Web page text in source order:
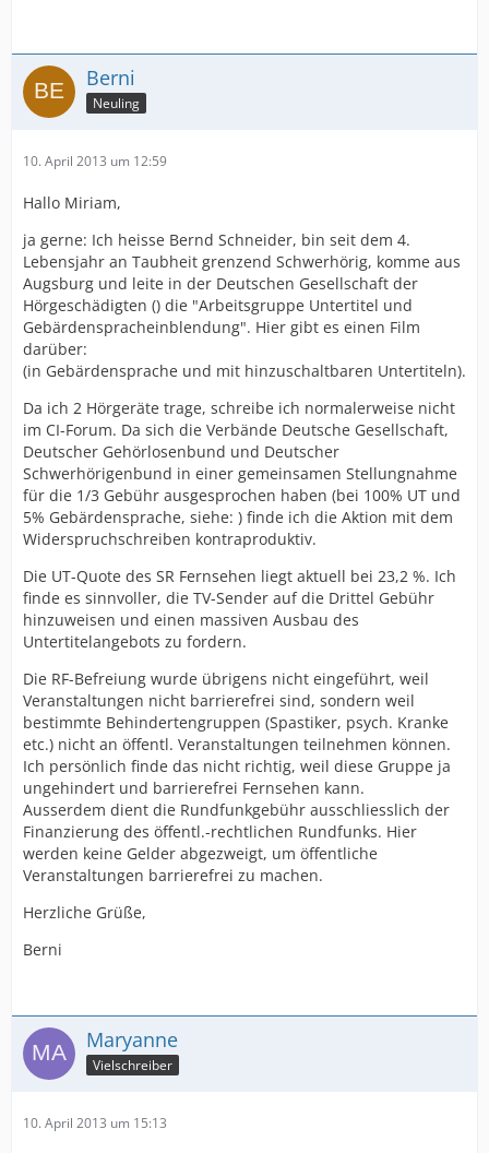
Berni
Neuling
10. April 2013 um 12:59
Hallo Miriam,
ja gerne: Ich heisse Bernd Schneider, bin seit dem 4.
Lebensjahr an Taubheit grenzend Schwerhörig, komme aus
Augsburg und leite in der Deutschen Gesellschaft der
Hörgeschädigten () die "Arbeitsgruppe Untertitel und
Gebärdenspracheinblendung". Hier gibt es einen Film
darüber:
(in Gebärdensprache und mit hinzuschaltbaren Untertiteln).
Da ich 2 Hörgeräte trage, schreibe ich normalerweise nicht
im CI-Forum. Da sich die Verbände Deutsche Gesellschaft,
Deutscher Gehörlosenbund und Deutscher
Schwerhörigenbund in einer gemeinsamen Stellungnahme
für die 1/3 Gebühr ausgesprochen haben (bei 100% UT und
5% Gebärdensprache, siehe: ) finde ich die Aktion mit dem
Widerspruchschreiben kontraproduktiv.
Die UT-Quote des SR Fernsehen liegt aktuell bei 23,2 %. Ich
finde es sinnvoller, die TV-Sender auf die Drittel Gebühr
hinzuweisen und einen massiven Ausbau des
Untertitelangebots zu fordern.
Die RF-Befreiung wurde übrigens nicht eingeführt, weil
Veranstaltungen nicht barrierefrei sind, sondern weil
bestimmte Behindertengruppen (Spastiker, psych. Kranke
etc.) nicht an öffentl. Veranstaltungen teilnehmen können.
Ich persönlich finde das nicht richtig, weil diese Gruppe ja
ungehindert und barrierefrei Fernsehen kann.
Ausserdem dient die Rundfunkgebühr ausschliesslich der
Finanzierung des öffentl.-rechtlichen Rundfunks. Hier
werden keine Gelder abgezweigt, um öffentliche
Veranstaltungen barrierefrei zu machen.
Herzliche Grüße,
Berni
Maryanne
Vielschreiber
10. April 2013 um 15:13